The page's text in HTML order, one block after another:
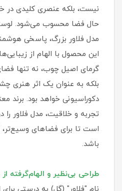
نیست، بلکه عنصری کلیدی
حال فضا محسوب می‌شود.
مدل فلاور بزرگ، پاسخی
این محصول با الهام از
گرمای اصیل چوب، نه تنها
بلکه به عنوان یک اثر هنری
دکوراسیونی خواهد بود. برند
تجربه و خلاقیت، مدل فلاور را
است تا برای فضاهای وسیع‌تر،
باشد.
طراحی بی‌نظیر و الهام‌گرفته